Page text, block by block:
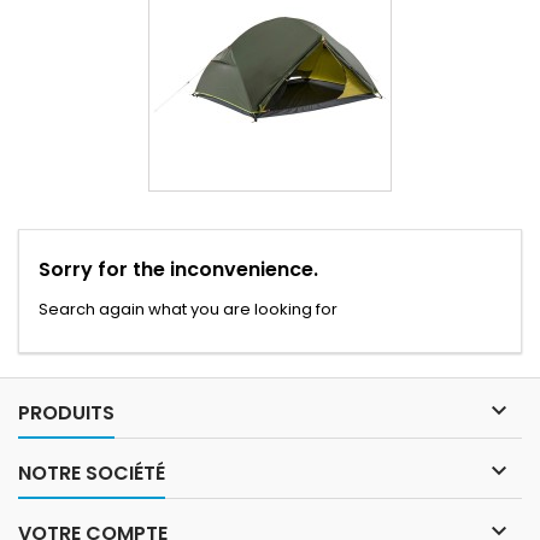
Sorry for the inconvenience.
Search again what you are looking for
PRODUITS 
NOTRE SOCIÉTÉ 
VOTRE COMPTE 